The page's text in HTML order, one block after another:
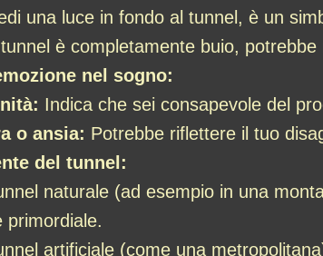
una luce in fondo al tunnel, è un
è completamente buio,
nel sogno:
Indica che sei consapevole del
o ansia: Potrebbe riflettere il tuo
del tunnel:
naturale (ad esempio in una
primordiale.
artificiale (come una